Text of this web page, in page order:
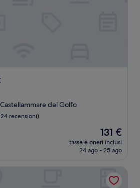
del Golfo
recensioni)
Il
prezzo
attuale
131 €
131 €
tasse e oneri inclusi
24 ago - 25 ago